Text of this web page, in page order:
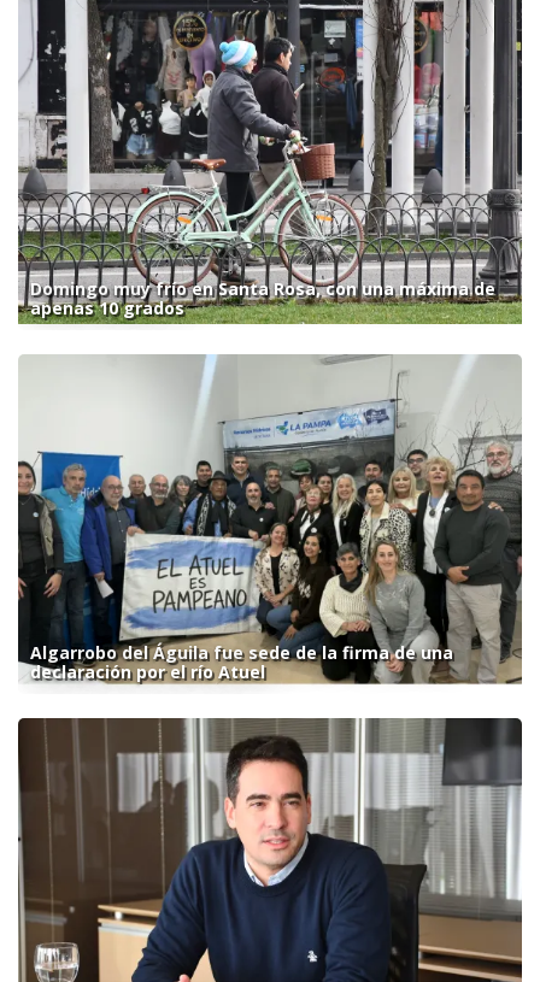
Domingo muy frío en Santa Rosa, con una máxima de
apenas 10 grados
Algarrobo del Águila fue sede de la firma de una
declaración por el río Atuel